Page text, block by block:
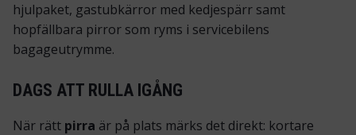
hjulpaket, gastubkärror med kedjespärr samt
hopfällbara pirror som ryms i servicebilens
bagageutrymme.
DAGS ATT RULLA IGÅNG
När rätt pirra är på plats märks det direkt: kortare